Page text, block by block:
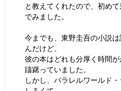
と教えてくれたので、初め
でみました。
今までも、東野圭吾の小説
んだけど、
彼の本はどれも分厚く時間
躊躇っていました。
しかし、パラレルワールド